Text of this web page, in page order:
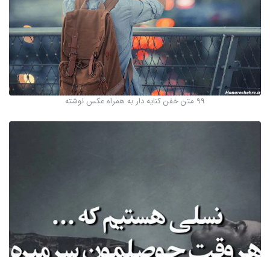
99 متن خفن کنایه دار به همراه عکس نوشته